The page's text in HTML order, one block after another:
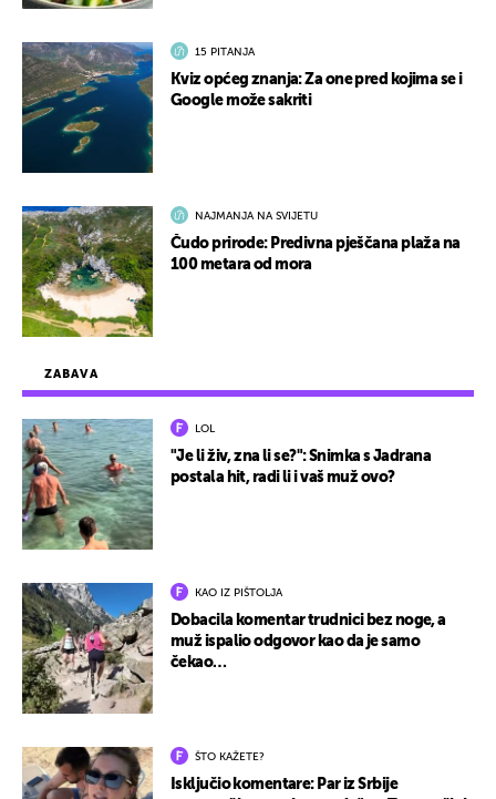
ZABAVA
LOL
"Je li živ, zna li se?": Snimka s Jadrana
postala hit, radi li i vaš muž ovo?
KAO IZ PIŠTOLJA
Dobacila komentar trudnici bez noge, a
muž ispalio odgovor kao da je samo
čekao…
ŠTO KAŽETE?
Isključio komentare: Par iz Srbije
15 PITANJA
Kviz općeg znanja: Za one pred kojima se i
Google može sakriti
NAJMANJA NA SVIJETU
Čudo prirode: Predivna pješčana plaža na
100 metara od mora